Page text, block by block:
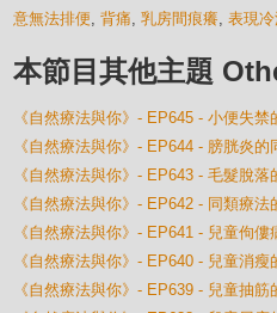
意無法排便, 背痛, 乳房間痕癢, 表現冷
本節目其他主題
《自然療法與你》- EP645 - 小便失禁
《自然療法與你》- EP644 - 膀胱炎的
《自然療法與你》- EP643 - 毛髮脫落
《自然療法與你》- EP642 - 同類療法
《自然療法與你》- EP641 - 兒童佝僂
《自然療法與你》- EP640 - 兒童消瘦
《自然療法與你》- EP639 - 兒童抽筋